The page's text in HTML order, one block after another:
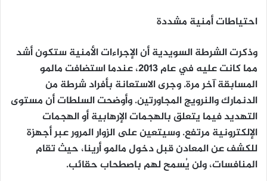
احتياطات أمنية مشددة
وذكرت الشرطة السويدية أن الإجراءات الأمنية ستكون أشد
مما كانت عليه في عام 2013، عندما استضافت مالمو
المسابقة آخر مرة. وجرى الاستعانة بأفراد شرطة من
الدنمارك والنرويج المجاورتين. وأوضحت السلطات أن مستوى
التهديد فيما يتعلق بالهجمات الإرهابية أو الهجمات
الإلكترونية مرتفع. وسيتعين على الزوار المرور عبر أجهزة
للكشف عن المعادن قبل دخول مالمو أرينا، حيث تقام
المنافسات، ولن يُسمح لهم باصطحاب حقائب.